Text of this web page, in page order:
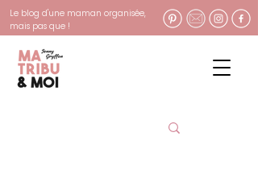
Le blog d'une maman organisée,
mais pas que !